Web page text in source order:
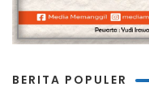
BERITA POPULER